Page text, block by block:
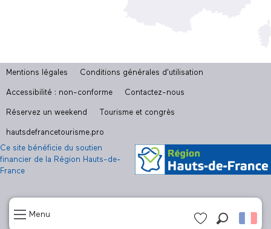
Menu
Mentions légales Conditions générales d'utilisation
Accessibilité : non-conforme Contactez-nous
Réservez un weekend Tourisme et congrès
hautsdefrancetourisme.pro
Ce site bénéficie du soutien
financier de la Région Hauts-de-
France